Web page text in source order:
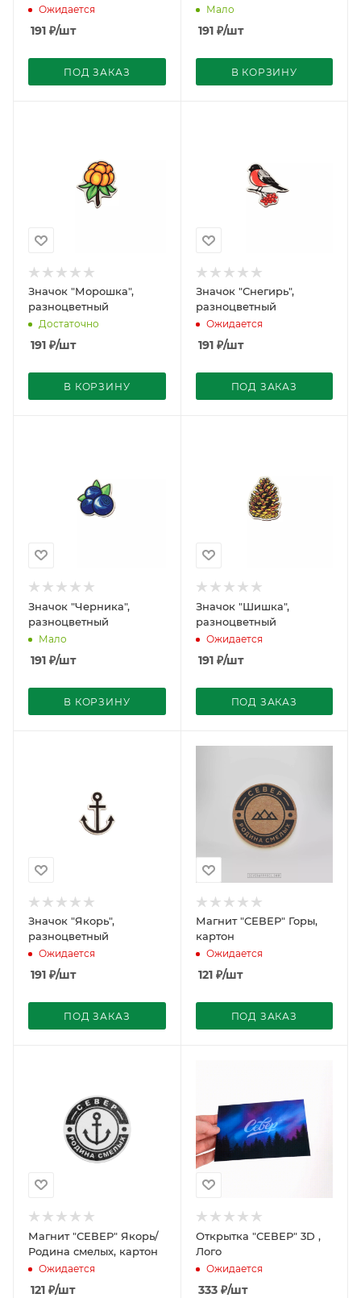
Ожидается
191 ₽/шт
ПОД ЗАКАЗ
Мало
191₽/шт
В КОРЗИНУ
Значок "Морошка",
разноцветный
Достаточно
191 ₽/шт
В КОРЗИНУ
Значок "Снегирь",
разноцветный
Ожидается
191₽/шт
ПОД ЗАКАЗ
Значок "Черника",
разноцветный
Мало
191 ₽/шт
В КОРЗИНУ
Значок "Шишка",
разноцветный
Ожидается
191₽/шт
ПОД ЗАКАЗ
Значок "Якорь",
разноцветный
Ожидается
191 ₽/шт
ПОД ЗАКАЗ
Магнит "СЕВЕР" Горы,
картон
Ожидается
121₽/шт
ПОД ЗАКАЗ
Магнит "СЕВЕР" Якорь/
Родина смелых, картон
Ожидается
121 ₽/шт
Открытка "СЕВЕР" 3D ,
Лого
Ожидается
333₽/шт